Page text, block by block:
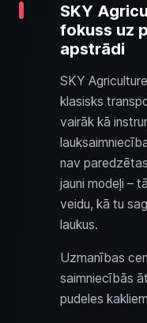
SKY
fokuss uz
apstrādi
SKY
klasisks
vairāk kā
nav
jauni modeļi –
veidu, kā tu
laukus.
Uzmanības
saimniecībās
pudeles